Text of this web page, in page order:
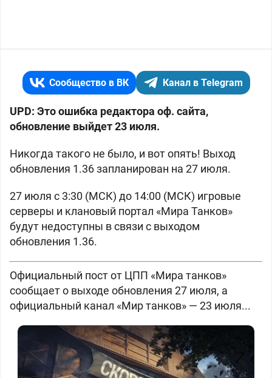
Сообщество в ВК Канал в Telegram
UPD: Это ошибка редактора оф. сайта,
обновление выйдет 23 июля.
Никогда такого не было, и вот опять! Выход
обновления 1.36 запланирован на 27 июля.
27 июля с 3:30 (МСК) до 14:00 (МСК) игровые
серверы и клановый портал «Мира Танков»
будут недоступны в связи с выходом
обновления 1.36.
Официальный пост от ЦПП «Мира танков»
сообщает о выходе обновления 27 июля, а
официальный канал «Мир танков» — 23 июля...